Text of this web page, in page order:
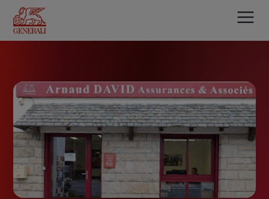
contenu
principal